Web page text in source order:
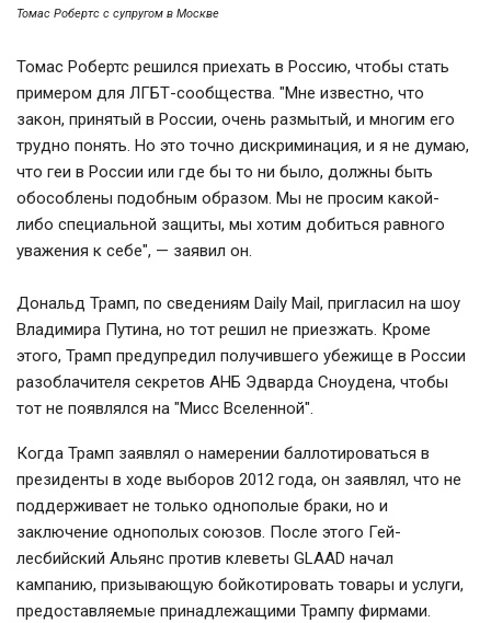
Томас Робертс с супругом в Москве
Томас Робертс решился приехать в Россию, чтобы стать
примером для ЛГБТ-сообщества. "Мне известно, что
закон, принятый в России, очень размытый, и многим его
трудно понять. Но это точно дискриминация, и я не думаю,
что геи в России или где бы то ни было, должны быть
обособлены подобным образом. Мы не просим какой-
либо специальной защиты, мы хотим добиться равного
уважения к себе", — заявил он.
Дональд Трамп, по сведениям Daily Mail, пригласил на шоу
Владимира Путина, но тот решил не приезжать. Кроме
этого, Трамп предупредил получившего убежище в России
разоблачителя секретов АНБ Эдварда Сноудена, чтобы
тот не появлялся на "Мисс Вселенной".
Когда Трамп заявлял о намерении баллотироваться в
президенты в ходе выборов 2012 года, он заявлял, что не
поддерживает не только однополые браки, но и
заключение однополых союзов. После этого Гей-
лесбийский Альянс против клеветы GLAAD начал
кампанию, призывающую бойкотировать товары и услуги,
предоставляемые принадлежащими Трампу фирмами.